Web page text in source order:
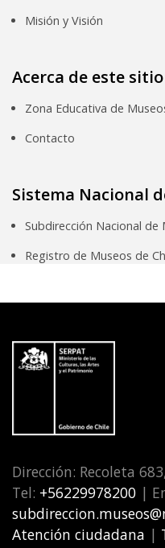
Misión y Visión
Acerca de este sitio
Zona Educativa de
Contacto
Sistema Nacional
Subdirección Nacional de
Registro de Museos de
Dirección: Recoleta
Tel: +56229978200 |
Atención ciudadana |